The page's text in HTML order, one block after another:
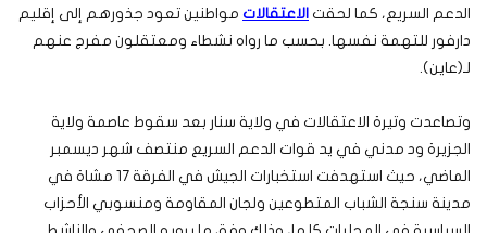
الدعم السريع، كما لحقت الاعتقالات مواطنين تعود جذورهم إلى إقليم
دارفور للتهمة نفسها. بحسب ما رواه نشطاء ومعتقلون مفرج عنهم
لـ(عاين).
وتصاعدت وتيرة الاعتقالات في ولاية سنار بعد سقوط عاصمة ولاية
الجزيرة ود مدني في يد قوات الدعم السريع منتصف شهر ديسمبر
الماضي، حيث استهدفت استخبارات الجيش في الفرقة 17 مشاة في
مدينة سنجة الشباب المتطوعين ولجان المقاومة ومنسوبي الأحزاب